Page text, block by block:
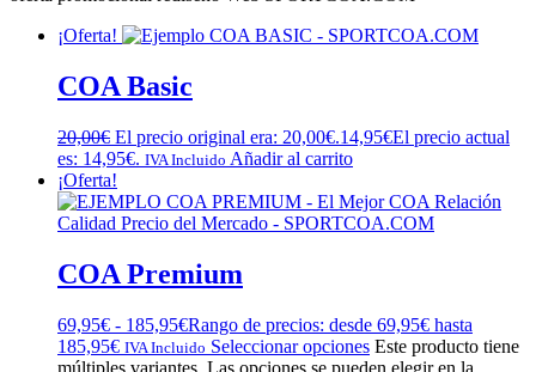
¡Oferta!
COA Basic
20,00€ El precio original era: 20,00€.14,95€El precio actual
es: 14,95€. IVA Incluido Añadir al carrito
¡Oferta!
COA Premium
69,95€ - 185,95€Rango de precios: desde 69,95€ hasta
185,95€ IVA Incluido Seleccionar opciones Este producto tiene
múltiples variantes. Las opciones se pueden elegir en la